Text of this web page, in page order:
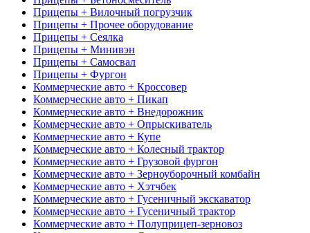
Прицепы + Вилочный погрузчик
Прицепы + Прочее оборудование
Прицепы + Сеялка
Прицепы + Минивэн
Прицепы + Самосвал
Прицепы + Фургон
Коммерческие авто + Кроссовер
Коммерческие авто + Пикап
Коммерческие авто + Внедорожник
Коммерческие авто + Опрыскиватель
Коммерческие авто + Купе
Коммерческие авто + Колесный трактор
Коммерческие авто + Грузовой фургон
Коммерческие авто + Зерноуборочный комбайн
Коммерческие авто + Хэтчбек
Коммерческие авто + Гусеничный экскаватор
Коммерческие авто + Гусеничный трактор
Коммерческие авто + Полуприцеп-зерновоз